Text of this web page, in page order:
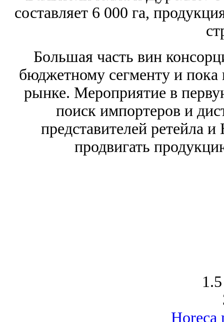
составляет 6 000 га,
Большая часть вин
бюджетному сегменту и пока
рынке. Мероприятие в
поиск импортеров и
представителей ретейла
продвигать
Horeca